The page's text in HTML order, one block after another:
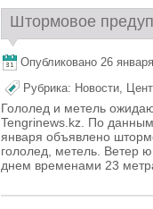
Штормовое
Опубликовано 26
Рубрика: Новости,
Гололед и метель
Tengrinews.kz. По данным
января объявлено
гололед, метель. Ветер
днем временами 23